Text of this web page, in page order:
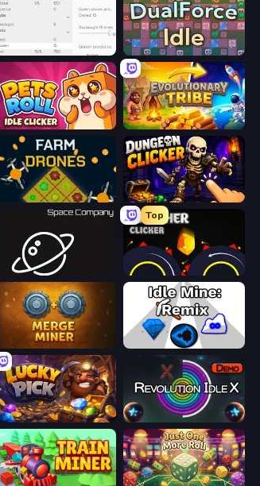
Idle Ants DualForce Idle
Pets Roll: Idle Clicker Evolutionary Tribe
Farm Drones Dungeon Clicker
Space Company
Top
Crusher Clicker
Merge Miner Idle Mine: Remix
Lucky Pick Revolution Idle X